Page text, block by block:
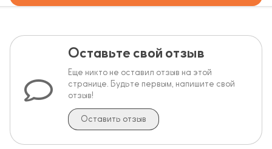
Оставьте свой отзыв
Еще никто не оставил отзыв на этой
странице. Будьте первым, напишите свой
отзыв!
Оставить отзыв